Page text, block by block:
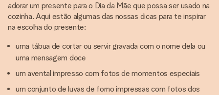
adorar um presente para o Dia da Mãe que possa ser usado na
cozinha. Aqui estão algumas das nossas dicas para te inspirar
na escolha do presente:
uma tábua de cortar ou servir gravada com o nome dela ou
uma mensagem doce
um avental impresso com fotos de momentos especiais
um conjunto de luvas de forno impressas com fotos dos